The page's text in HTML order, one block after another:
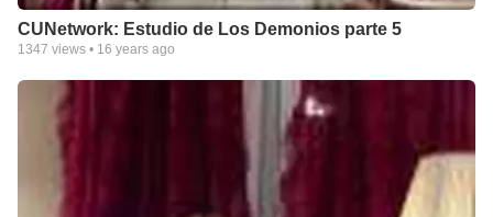
CUNetwork: Estudio de Los Demonios parte 5
1347 views • 16 years ago